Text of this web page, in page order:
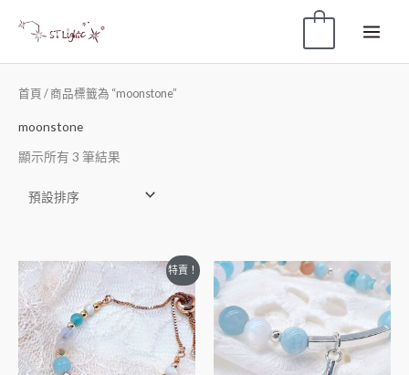
首頁 / 商品標籤為 “moonstone”
moonstone
顯示所有 3 筆結果
特賣！